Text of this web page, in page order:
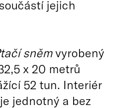
jejich
sněm vyrobený
x 20 metrů
52 tun. Interiér
jednotný a bez